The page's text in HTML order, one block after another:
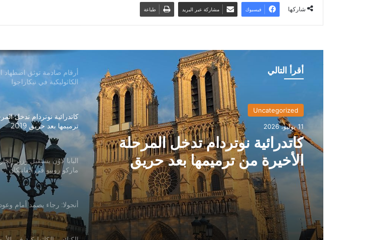
شاركها فيسبوك مشاركة عبر البريد طباعة
أقرأ التالي
Uncategorized
11 يوليو، 2026
كاتدرائية نوتردام تدخل المرحلة
الأخيرة من ترميمها بعد حريق
2019
بطريركا الأقباط الكاثوليك
أرقام صادمة توثق اضطهاد
الكاثوليكية في نيكاراجوا
كاتدرائية نوتردام تدخل
ترميمها بعد حريق 2019
البابا لاوُن يستقبل وزير
ماركو روبيو في الفاتيكان
أنجولا: رجاء يصمد أمام وعود